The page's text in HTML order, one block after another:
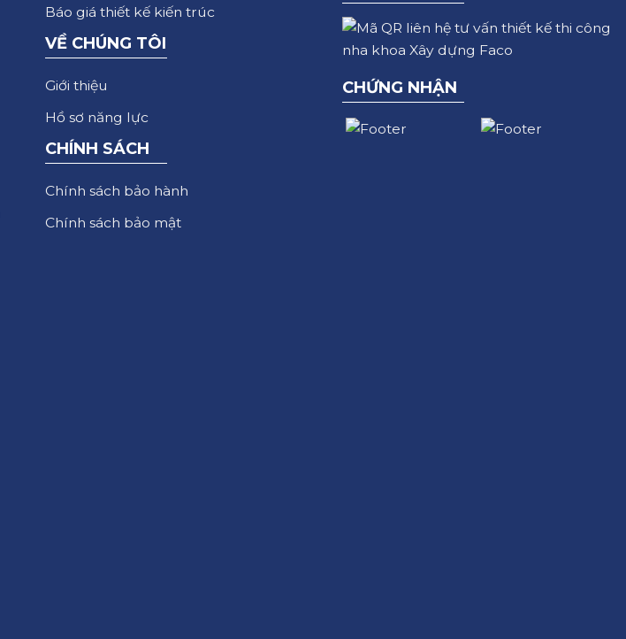
Báo giá thiết kế kiến trúc
VỀ CHÚNG TÔI
Giới thiệu
Hồ sơ năng lực
CHÍNH SÁCH
Chính sách bảo hành
Chính sách bảo mật
CHỨNG NHẬN